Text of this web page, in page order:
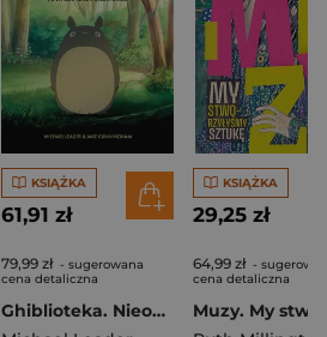
KSIĄŻKA
61,91 zł
79,99 zł - sugerowana
cena detaliczna
Ghiblioteka. Nieoficjalny przewodnik po świecie filmów studia Ghibli
KSIĄŻKA
29,25 zł
64,99 zł -
cena detaliczna